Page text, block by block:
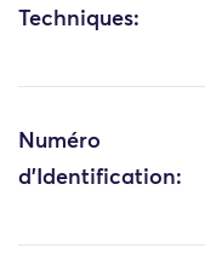
Techniques:
Numéro
d'Identification: